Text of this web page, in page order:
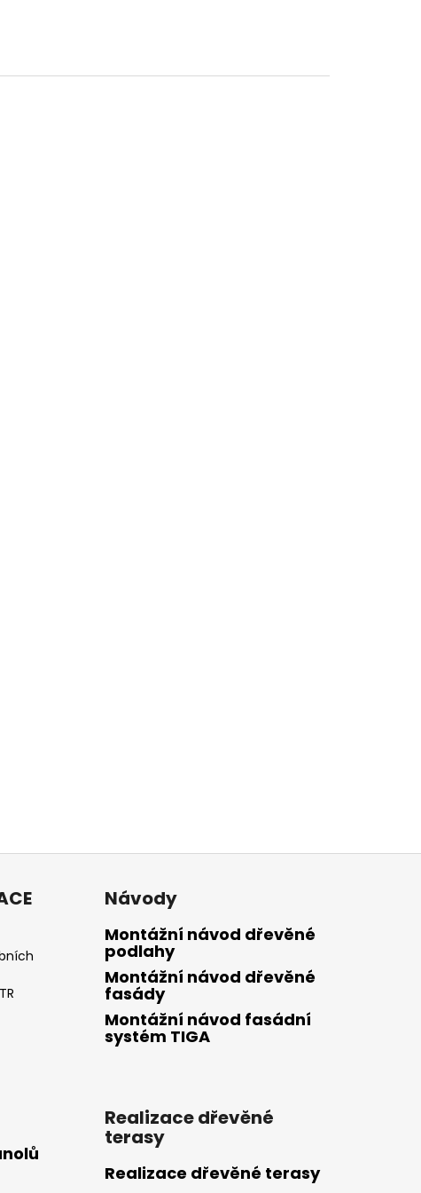
Návody
Montážní návod dřevěné
podlahy
Montážní návod dřevěné
fasády
Montážní návod fasádní
systém TIGA
Realizace dřevěné
terasy
Realizace dřevěné terasy